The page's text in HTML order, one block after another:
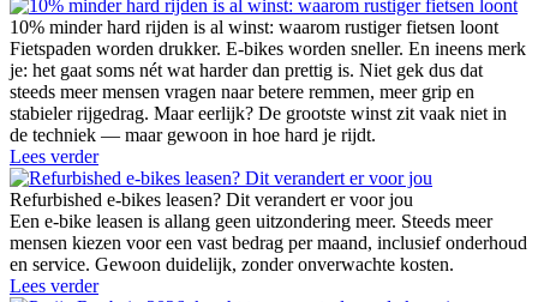
10% minder hard rijden is al winst: waarom rustiger fietsen loont
Fietspaden worden drukker. E-bikes worden sneller. En ineens merk
je: het gaat soms nét wat harder dan prettig is. Niet gek dus dat
steeds meer mensen vragen naar betere remmen, meer grip en
stabieler rijgedrag. Maar eerlijk? De grootste winst zit vaak niet in
de techniek — maar gewoon in hoe hard je rijdt.
Lees verder
Refurbished e-bikes leasen? Dit verandert er voor jou
Een e-bike leasen is allang geen uitzondering meer. Steeds meer
mensen kiezen voor een vast bedrag per maand, inclusief onderhoud
en service. Gewoon duidelijk, zonder onverwachte kosten.
Lees verder